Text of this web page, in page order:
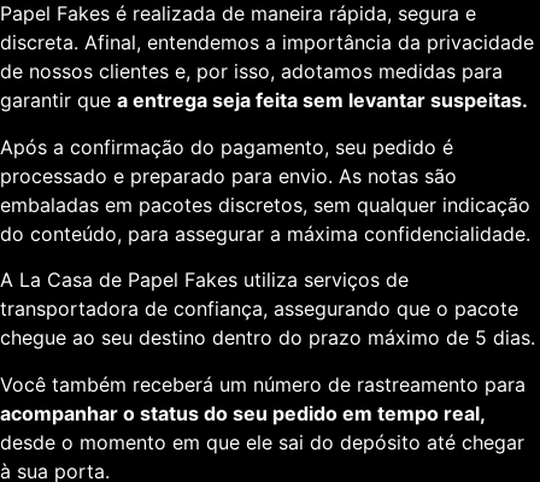
Papel Fakes é realizada de maneira rápida, segura e
discreta. Afinal, entendemos a importância da privacidade
de nossos clientes e, por isso, adotamos medidas para
garantir que a entrega seja feita sem levantar suspeitas.
Após a confirmação do pagamento, seu pedido é
processado e preparado para envio. As notas são
embaladas em pacotes discretos, sem qualquer indicação
do conteúdo, para assegurar a máxima confidencialidade.
A La Casa de Papel Fakes utiliza serviços de
transportadora de confiança, assegurando que o pacote
chegue ao seu destino dentro do prazo máximo de 5 dias.
Você também receberá um número de rastreamento para
acompanhar o status do seu pedido em tempo real,
desde o momento em que ele sai do depósito até chegar
à sua porta.